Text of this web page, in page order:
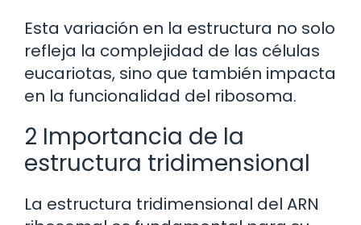
Esta variación en la estructura no solo
refleja la complejidad de las células
eucariotas, sino que también impacta
en la funcionalidad del ribosoma.
2 Importancia de la
estructura tridimensional
La estructura tridimensional del ARN